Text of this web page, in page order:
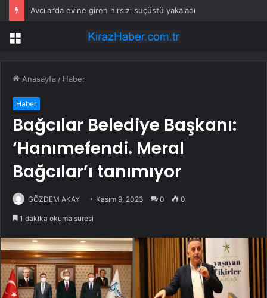
Avcılar’da evine giren hırsızı suçüstü yakaladı
Menü
Anasayfa / Haber
Haber
Bağcılar Belediye Başkanı:
‘Hanımefendi. Meral
Bağcılar’ı tanımıyor
GÖZDEM AKAY Kasım 9, 2023 0 0
1 dakika okuma süresi